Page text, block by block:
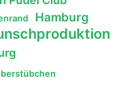
Hamburg